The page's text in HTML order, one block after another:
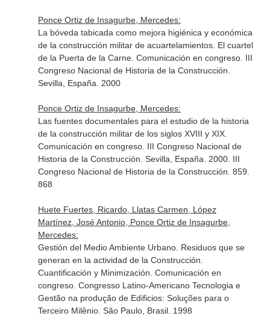
Ponce Ortiz de Insagurbe, Mercedes:
La bóveda tabicada como mejora higiénica y económica
de la construcción militar de acuartelamientos. El cuartel
de la Puerta de la Carne. Comunicación en congreso. III
Congreso Nacional de Historia de la Construcción.
Sevilla, España. 2000
Ponce Ortiz de Insagurbe, Mercedes:
Las fuentes documentales para el estudio de la historia
de la construcción militar de los siglos XVIII y XIX.
Comunicación en congreso. III Congreso Nacional de
Historia de la Construcción. Sevilla, España. 2000. III
Congreso Nacional de Historia de la Construcción. 859.
868
Huete Fuertes, Ricardo, Llatas Carmen, López
Martínez, José Antonio, Ponce Ortiz de Insagurbe,
Mercedes:
Gestión del Medio Ambiente Urbano. Residuos que se
generan en la actividad de la Construcción.
Cuantificación y Minimización. Comunicación en
congreso. Congresso Latino-Americano Tecnologia e
Gestão na produção de Edificios: Soluções para o
Terceiro Milênio. São Paulo, Brasil. 1998